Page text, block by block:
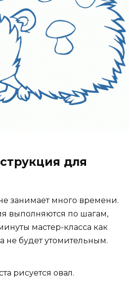
для
занимает много времени.
выполняются по шагам,
мастер-класса как
не будет утомительным.
рисуется овал.